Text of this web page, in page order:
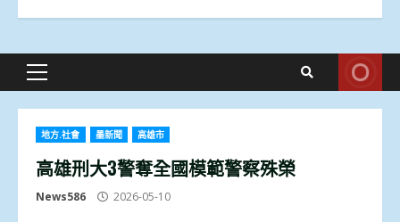
Primary
地方.社會 墨新聞 高雄市
高雄刑大3警奪全國模範警察殊榮
News586 2026-05-10